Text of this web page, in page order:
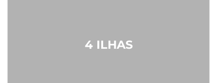
4 ILHAS